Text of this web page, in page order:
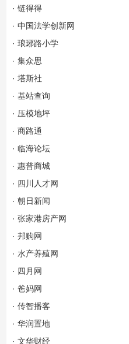
· 链得得
· 中国法学创新网
· 琅琊路小学
· 集众思
· 塔斯社
· 基站查询
· 压模地坪
· 商路通
· 临海论坛
· 惠普商城
· 四川人才网
· 朝日新闻
· 张家港房产网
· 邦购网
· 水产养殖网
· 四月网
· 爸妈网
· 传智播客
· 华润置地
· 文华财经